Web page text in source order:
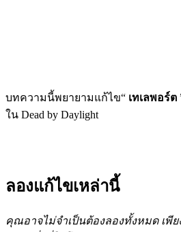
บทความนี้พยายามแก้ไข“ เทเลพอร์ต
ใน Dead by Daylight
ลองแก้ไขเหล่านี้
คุณอาจไม่จำเป็นต้องลองทั้งหมด เพี